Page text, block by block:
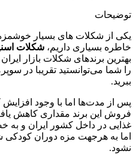
توضیحات
یکی از شکلات های بسیار خوشمزه
خاطره بسیاری داریم، شکلات
بهترین برندهای شکلات بازار
را شما می‌توانستید تقریبا در
ببرید.
پس از مدت‌ها اما با وجود
فروش این برند مقداری کاهش
غذایی در داخل کشور ایران و
اما به هرجهت مزه دوران کودکی
نشود.